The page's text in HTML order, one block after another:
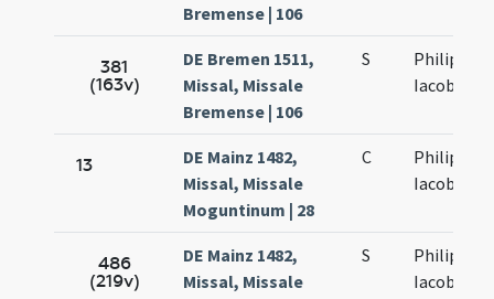
Bremense | 106
381
(163v)
DE Bremen 1511,
Missal, Missale
Bremense | 106
S
Philippi et
Iacobi
13
DE Mainz 1482,
Missal, Missale
Moguntinum | 28
C
Philippi et
Iacobi
486
(219v)
DE Mainz 1482,
Missal, Missale
S
Philippi et
Iacobi